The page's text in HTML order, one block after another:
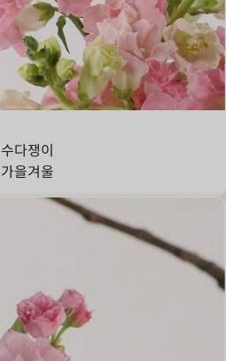
수다쟁이
가을겨울